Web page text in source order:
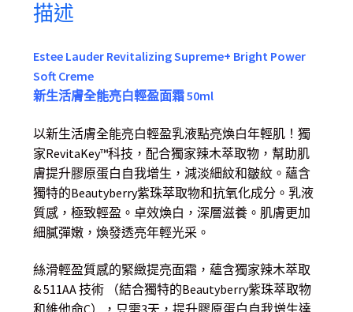
描述
Estee Lauder Revitalizing Supreme+ Bright Power
Soft Creme
新生活膚全能亮白輕盈面霜 50ml
以新生活膚全能亮白輕盈乳液點亮煥白年輕肌！獨
家RevitaKey™科技，配合獨家辣木萃取物，幫助肌
膚提升膠原蛋白自我增生，減淡細紋和皺紋。蘊含
獨特的Beautyberry紫珠萃取物和抗氧化成分。乳液
質感，極致輕盈。卓效煥白，深層滋養。肌膚更加
細膩彈嫩，煥發透亮年輕光采。
絲滑輕盈質感的緊緻提亮面霜，蘊含獨家辣木萃取
& 511AA 技術 （結合獨特的Beautyberry紫珠萃取物